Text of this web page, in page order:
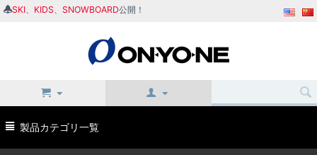
SKI KIDS SNOWBOARD公開！
製品カテゴリ一覧